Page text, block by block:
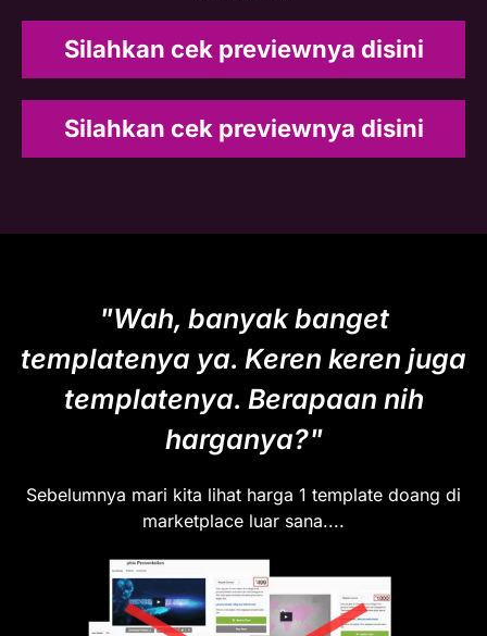
Silahkan cek previewnya disini
Silahkan cek previewnya disini
"Wah, banyak banget
templatenya ya. Keren keren juga
templatenya. Berapaan nih
harganya?"
Sebelumnya mari kita lihat harga 1 template doang di
marketplace luar sana....